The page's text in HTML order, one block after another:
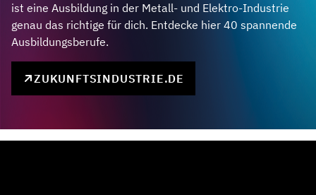
ist eine Ausbildung in der Metall- und Elektro-Industrie
genau das richtige für dich. Entdecke hier 40 spannende
Ausbildungsberufe.
ZUKUNFTSINDUSTRIE.DE